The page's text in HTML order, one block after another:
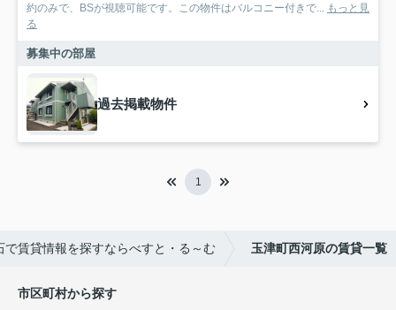
約のみで、BSが視聴可能です。この物件はバルコニー付きで... もっと見
る
募集中の部屋
過去掲載物件
1
で賃貸情報を探すならべすと・る～む 玉津町西河原の賃貸一覧
市区町村から探す